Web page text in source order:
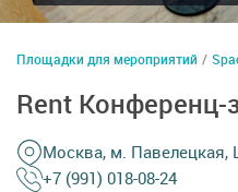
Площадки для мероприятий /
Rent Конференц-
Москва, м. Павелецкая,
+7 (991) 018-08-24